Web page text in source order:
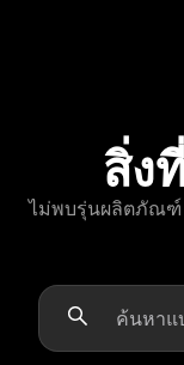
สิ่ง
ไม่พบรุ่นผลิตภัณฑ์